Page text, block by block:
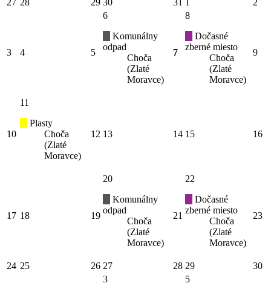
3 4 5
6
Komunálny
odpad
Choča
(Zlaté
Moravce)
7
8
Dočasné
zberné miesto
Choča
(Zlaté
Moravce)
9
10
11
Plasty
Choča
(Zlaté
Moravce)
12 13 14 15 16
17 18 19
20
Komunálny
odpad
Choča
(Zlaté
Moravce)
21
22
Dočasné
zberné miesto
Choča
(Zlaté
Moravce)
23
24 25 26 27 28 29 30
3
5